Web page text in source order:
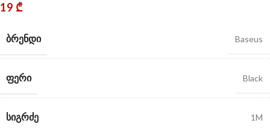
19 ₾
ᲑᲠᲔᲜᲓᲘ Baseus
ᲤᲔᲠᲘ Black
ᲡᲘᲒᲠᲫᲔ 1M